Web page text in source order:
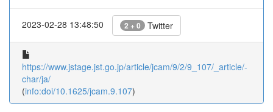
2023-02-28 13:48:50 2 + 0 Twitter
https://www.jstage.jst.go.jp/article/jcam/9/2/9_107/_article/-
char/ja/
(info:doi/10.1625/jcam.9.107)